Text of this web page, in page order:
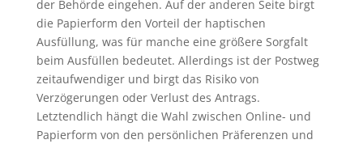
der Behörde eingehen. Auf der anderen Seite birgt
die Papierform den Vorteil der haptischen
Ausfüllung, was für manche eine größere Sorgfalt
beim Ausfüllen bedeutet. Allerdings ist der Postweg
zeitaufwendiger und birgt das Risiko von
Verzögerungen oder Verlust des Antrags.
Letztendlich hängt die Wahl zwischen Online- und
Papierform von den persönlichen Präferenzen und